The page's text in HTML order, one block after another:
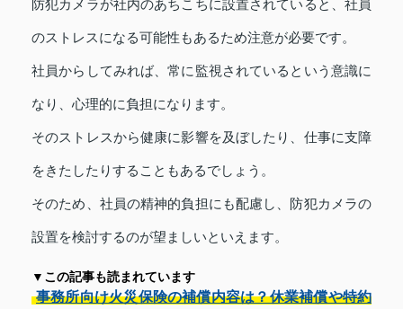
防犯カメラが社内のあちこちに設置されていると、社員
のストレスになる可能性もあるため注意が必要です。
社員からしてみれば、常に監視されているという意識に
なり、心理的に負担になります。
そのストレスから健康に影響を及ぼしたり、仕事に支障
をきたしたりすることもあるでしょう。
そのため、社員の精神的負担にも配慮し、防犯カメラの
設置を検討するのが望ましいといえます。
▼この記事も読まれています
事務所向け火災保険の補償内容は？休業補償や特約